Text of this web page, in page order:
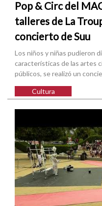
Pop & Circ del
talleres de La
concierto de Suu
Los niños y niñas pudieron
características de las artes
públicos, se realizó un
Cultura